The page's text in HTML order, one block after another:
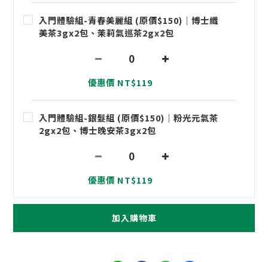
入門體驗組-青春美麗組 (原價$150)｜博士纖
美茶3gx2包、茉莉氣巡茶2gx2包
優惠價 NT$119
入門體驗組-銀髮組 (原價$150)｜粉光元氣茶
2gx2包、博士晚安茶3gx2包
優惠價 NT$119
加入購物車